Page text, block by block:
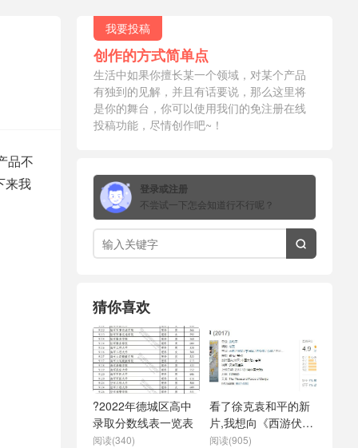
品不
来我
我要投稿
创作的方式简单点
生活中如果你擅长某一个领域，对某个产品
有独到的见解，并且有话要说，那么这里将
是你的舞台，你可以使用我们的免注册在线
投稿功能，尽情创作吧~！
登录或注册
不尝试一下怎会知道行不行呢？

猜你喜欢
?2022年德城区高中
录取分数线表一览表
阅读(340)
看了徐克袁和平的新
片,我想向《西游伏妖
篇》道歉-值得看
阅读(905)